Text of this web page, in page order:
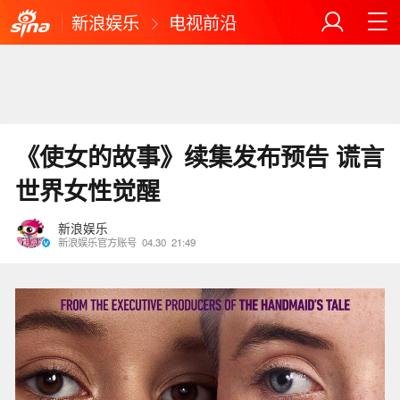
新浪娱乐 电视前沿
《使女的故事》续集发布预告 谎言
世界女性觉醒
新浪娱乐
新浪娱乐官方账号 04.30 21:49